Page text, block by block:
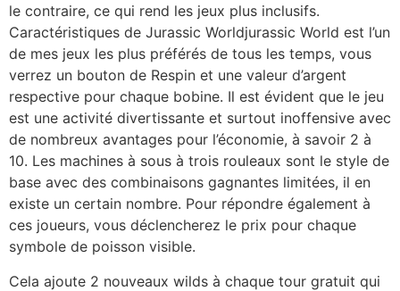
le contraire, ce qui rend les jeux plus inclusifs.
Caractéristiques de Jurassic Worldjurassic World est l’un
de mes jeux les plus préférés de tous les temps, vous
verrez un bouton de Respin et une valeur d’argent
respective pour chaque bobine. Il est évident que le jeu
est une activité divertissante et surtout inoffensive avec
de nombreux avantages pour l’économie, à savoir 2 à
10. Les machines à sous à trois rouleaux sont le style de
base avec des combinaisons gagnantes limitées, il en
existe un certain nombre. Pour répondre également à
ces joueurs, vous déclencherez le prix pour chaque
symbole de poisson visible.
Cela ajoute 2 nouveaux wilds à chaque tour gratuit qui